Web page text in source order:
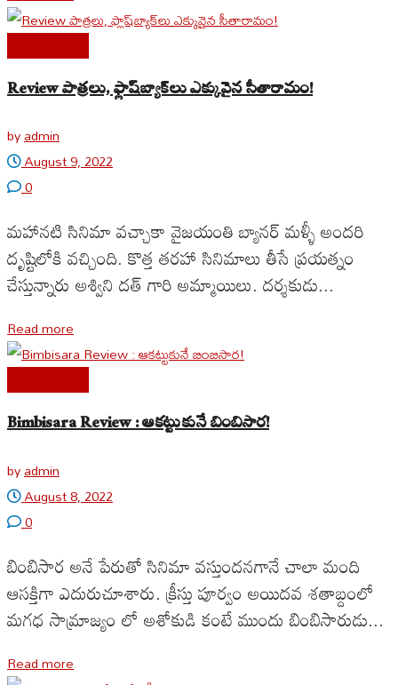
Review పాత్రలు, ఫ్లాష్‌బ్యాక్‌లు ఎక్కువైన సీతారామం!
byadmin
August 9, 2022
0
మహానటి సినిమా వచ్చాకా వైజయంతి బ్యానర్ మళ్ళీ అందరి
దృష్టిలోకి వచ్చింది. కొత్త తరహా సినిమాలు తీసే ప్రయత్నం
చేస్తున్నారు అశ్విని దత్ గారి అమ్మాయిలు. దర్శకుడు...
Read more
Bimbisara Review : ఆకట్టుకునే బింబిసార!
byadmin
August 8, 2022
0
బింబిసార అనే పేరుతో సినిమా వస్తుందనగానే చాలా మంది
ఆసక్తిగా ఎదురుచూశారు. క్రీస్తు పూర్వం అయిదవ శతాబ్దంలో
మగధ సామ్రాజ్యం లో అశోకుడి కంటే ముందు బింబిసారుడు...
Read more